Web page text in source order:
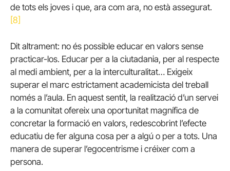
de tots els joves i que, ara com ara, no està assegurat.
[8]
Dit altrament: no és possible educar en valors sense
practicar-los. Educar per a la ciutadania, per al respecte
al medi ambient, per a la interculturalitat… Exigeix ​​
superar el marc estrictament academicista del treball
només a l’aula. En aquest sentit, la realització d’un servei
a la comunitat ofereix una oportunitat magnífica de
concretar la formació en valors, redescobrint l’efecte
educatiu de fer alguna cosa per a algú o per a tots. Una
manera de superar l’egocentrisme i créixer com a
persona.